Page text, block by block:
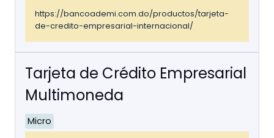
https://bancoademi.com.do/productos/tarjeta-
de-credito-empresarial-internacional/
Tarjeta de Crédito Empresarial
Multimoneda
Micro